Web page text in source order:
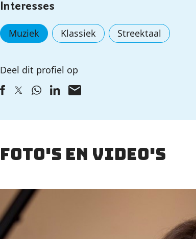
Interesses
Muziek Klassiek Streektaal
Deel dit profiel op
Foto's en video's